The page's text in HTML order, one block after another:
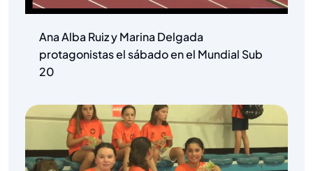
Ana Alba Ruiz y Marina Delgada
protagonistas el sábado en el Mundial Sub
20